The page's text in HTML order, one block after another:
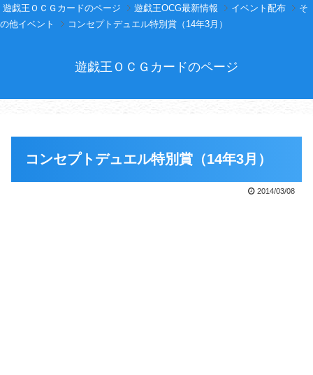
遊戯王ＯＣＧカードのページ 遊戯王OCG最新情報 イベント配布
そ
の他イベント
コンセプトデュエル特別賞（14年3月）
遊戯王ＯＣＧカードのページ
コンセプトデュエル特別賞（14年3月）
2014/03/08